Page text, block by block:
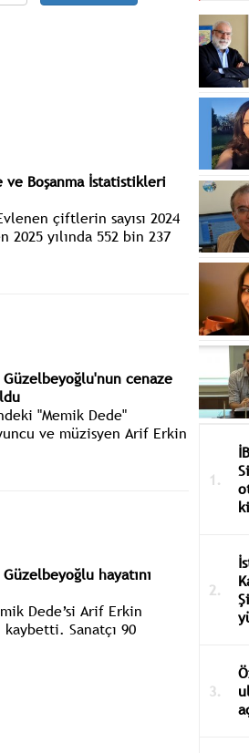
ve Boşanma İstatistikleri
çiftlerin sayısı 2024
2025 yılında 552 bin 237
cenaze
"Memik Dede"
ve müzisyen Arif Erkin
hayatını
Dede’si Arif Erkin
kaybetti. Sanatçı 90